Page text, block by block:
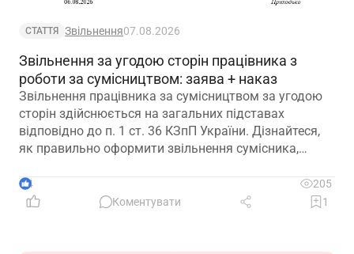
СТАТТЯ Звільнення07.08.2026
Звільнення за угодою сторін працівника з
роботи за сумісництвом: заява + наказ
Звільнення працівника за сумісництвом за угодою
сторін здійснюється на загальних підставах
відповідно до п. 1 ст. 36 КЗпП України. Дізнайтеся,
як правильно оформити звільнення сумісника,
зафіксувати домовленість між працівником і
роботодавцем.
4
205
Коментувати
1